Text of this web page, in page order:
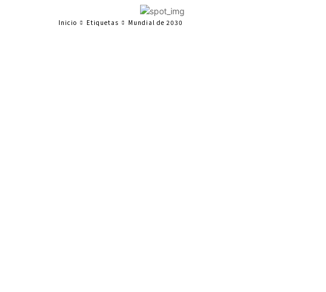
Inicio Etiquetas Mundial de 2030